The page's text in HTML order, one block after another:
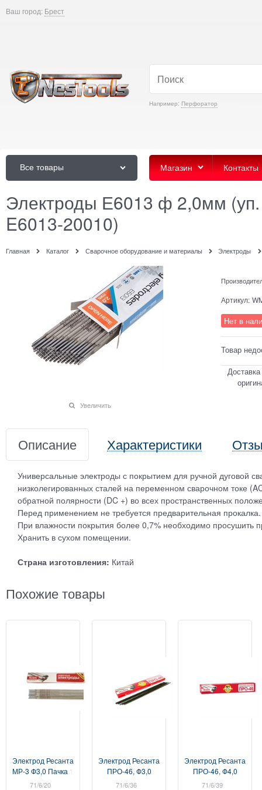
Ваш город: Брест
Например: Перфоратор
Все товары Магазин Контакты
Электроды Е6013 ф 2,0мм
E6013-20010)
Главная Каталог Сварочное оборудование и материалы Электроды
Увеличить
Артикул:
Нет в
Товар
Описание Характеристики
Универсальные электроды с покрытием для ручной дуговой
низколегированных сталей на переменном сварочном токе
обратной полярности (DC +) во всех пространственных
Перед применением не требуется предварительная прокалка.
При влажности покрытия более 0,7% необходимо просушить
Хранить в сухом помещении.
Страна изготовления: Китай
Похожие товары
Электрод Ресанта
МР-3 Ф3,0 Пачка 1
кг
71/6/20
Электрод Ресанта
ПРО-46, Ф3,0
Пачка 1кг
71/6/36
Электрод Ресанта
ПРО-46, Ф4,0
Пачка 3кг
71/6/39